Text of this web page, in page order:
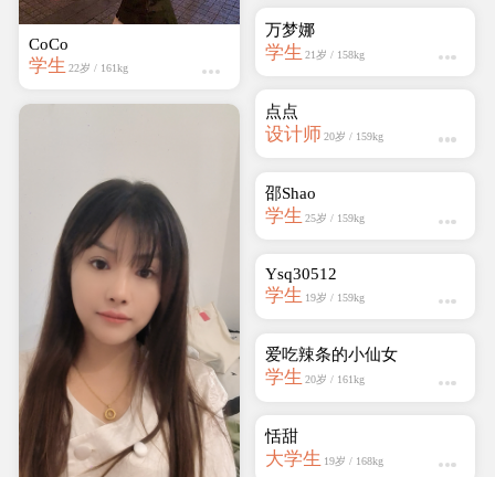
CoCo
学生 22岁 / 161kg
点点
设计师